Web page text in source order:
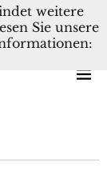
weitere
Sie unsere